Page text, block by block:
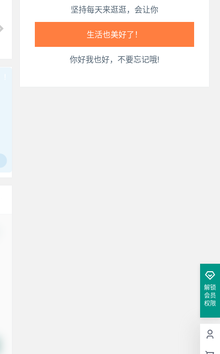
坚持每天来逛逛，会让你
生活也美好了！
心情也舒畅了！
你好我也好，不要忘记哦!
解锁
会员
权限